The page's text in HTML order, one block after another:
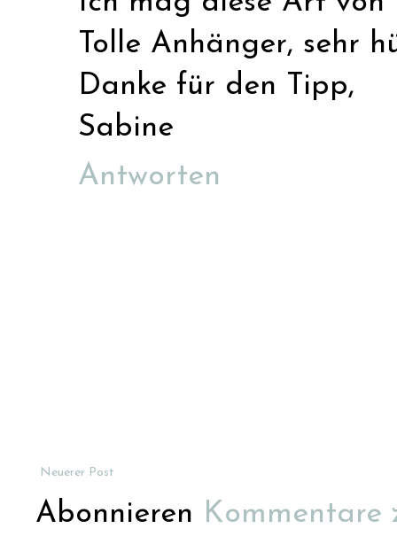
Tolle Anhänger, sehr
Danke für den Tipp,
Sabine
Antworten
Neuerer Post
Abonnieren Kommentare